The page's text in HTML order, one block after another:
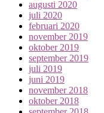
augusti 2020
juli 2020
februari 2020
november 2019
oktober 2019
september 2019
juli 2019
juni 2019
november 2018
oktober 2018